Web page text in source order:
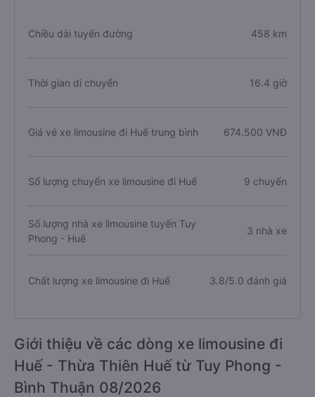
Chiều dài tuyến đường 458 km
Thời gian di chuyển 16.4 giờ
Giá vé xe limousine đi Huế trung bình 674.500 VNĐ
Số lượng chuyến xe limousine đi Huế 9 chuyến
Số lượng nhà xe limousine tuyến Tuy
Phong - Huế
3 nhà xe
Chất lượng xe limousine đi Huế 3.8/5.0 đánh giá
Giới thiệu về các dòng xe limousine đi
Huế - Thừa Thiên Huế từ Tuy Phong -
Bình Thuận 08/2026